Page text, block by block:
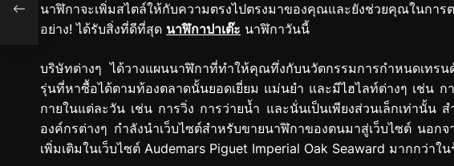
นาฬิกาจะเพิ่มสไตล์ให้กับความตรงไปตรงมาของคุณและยังช่วยคุณในกา
อย่าง! ได้รับสิ่งที่ดีที่สุด นาฬิกาปาเต๊ะ นาฬิกาวันนี้
บริษัทต่างๆ ได้วางแผนนาฬิกาที่ทำให้คุณทึ่งกับนวัตกรรมการกำหนดเท
รุ่นที่หาซื้อได้ตามท้องตลาดนั้นยอดเยี่ยม แม่นยำ และมีไฮไลท์ต่างๆ เช่น ก
กายในแต่ละวัน เช่น การวิ่ง การว่ายน้ำ และนั่นเป็นเพียงส่วนเล็กเท่านั้น
องค์กรต่างๆ กำลังนำเว็บไซต์สำหรับขายนาฬิกาของตนมาสู่เว็บไซต์ นอ
เพิ่มเติมในเว็บไซต์ Audemars Piguet Imperial Oak Seaward มากกว่าใ